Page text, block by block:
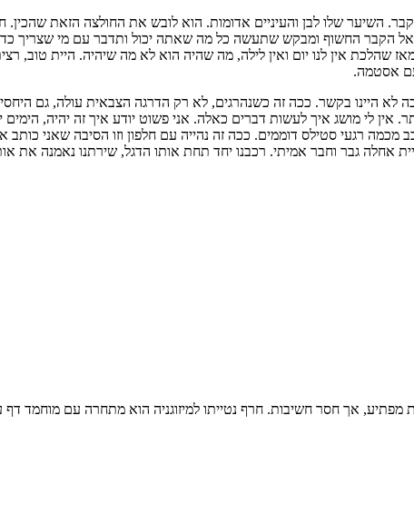
הקבר. השיער שלו לבן והעיניים אדומות. הוא לובש את החולצה הזאת
הקבר החשוף ומבקש שתעשה כל מה שאתה יכול ותדבר עם מי שצריך
שהלכת אין לנו יום ואין לילה, מה שהיה הוא לא מה שיהיה. היית טוב,
עם אסטמה.
בה לא היינו בקשר. ככה זה כשנהרגים, לא רק הדרגה הצבאית עולה,
אין לי מושג איך לעשות דברים כאלה. אני פשוט יודע איך זה יהיה,
מכמה רגעי סטילס דוממים. ככה זה נהייה עם חלפון וזו הסיבה שאני
אחלה גבר וחבר אמיתי. רכבנו יחד תחת אותו הדגל, שירתנו נאמנה את
מפתיע, אך חסר חשיבות. חרף נטייתו למיזוגניה הוא מתחרה עם מוחמד